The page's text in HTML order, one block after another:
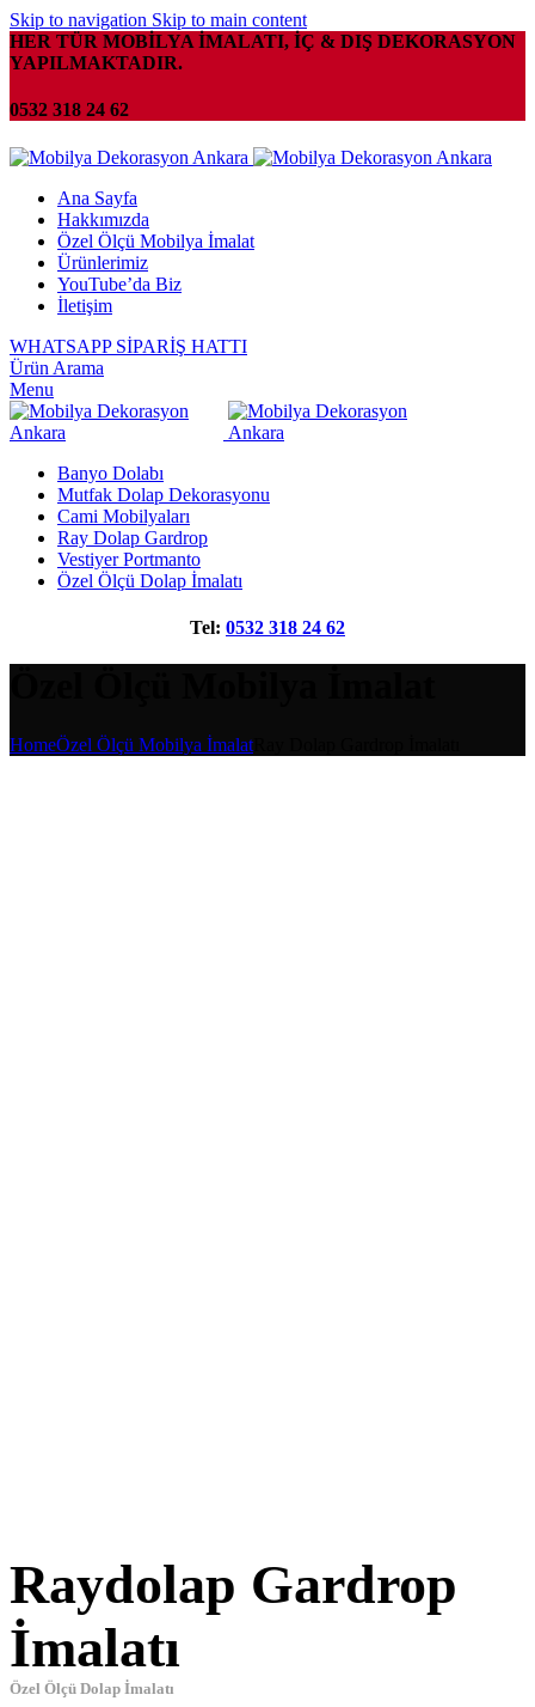
Skip to navigation Skip to main content
HER TÜR MOBİLYA İMALATI, İÇ & DIŞ DEKORASYON
YAPILMAKTADIR.
0532 318 24 62
Ana Sayfa
Hakkımızda
Özel Ölçü Mobilya İmalat
Ürünlerimiz
YouTube’da Biz
İletişim
WHATSAPP SİPARİŞ HATTI
Ürün Arama
Menu
Banyo Dolabı
Mutfak Dolap Dekorasyonu
Cami Mobilyaları
Ray Dolap Gardrop
Vestiyer Portmanto
Özel Ölçü Dolap İmalatı
Tel: 0532 318 24 62
HomeÖzel Ölçü Mobilya İmalat
Raydolap Gardrop
İmalatı
Özel Ölçü Dolap İmalatı